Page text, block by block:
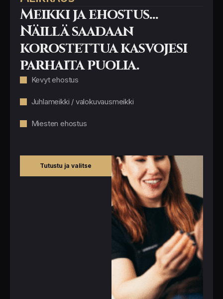
Meikki ja ehostus...
Näillä saadaan
korostettua kasvojesi
parhaita puolia.
Kevyt ehostus
Juhlameikki / valokuvausmeikki
Miesten ehostus
Tutustu ja valitse